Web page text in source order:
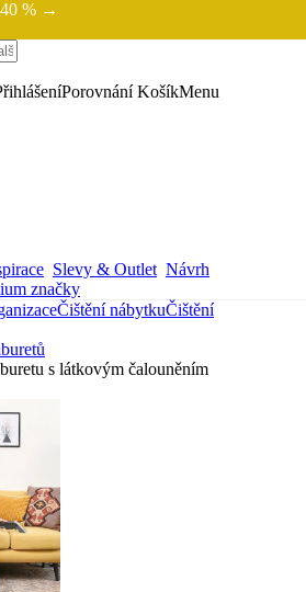
40 % →
Porovnání KošíkMenu
Slevy & Outlet Návrh
značky
Čištění nábytkuČištění